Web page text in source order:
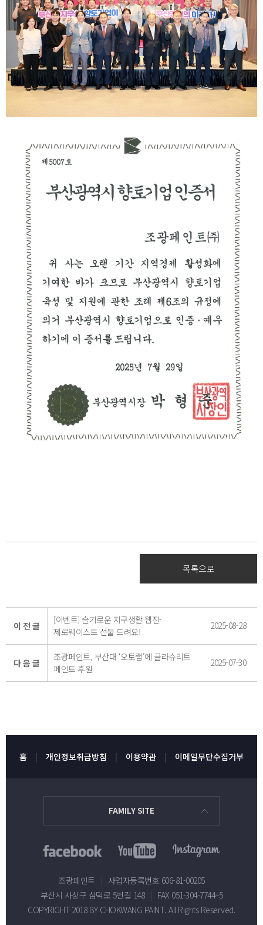
목록으로
이 전 글
[이벤트] 슬기로운 지구생활 웹진-
제로웨이스트 선물 드려요!
2025-08-28
다 음 글
조광페인트, 부산대 ‘오토랩’에 글라슈리트
페인트 후원
2025-07-30
홈 개인정보취급방침 이용약관 이메일무단수집거부
FAMILY SITE
조광페인트 | 사업자등록번호 606-81-00205
부산시 사상구 삼덕로 5번길 148 | FAX 051-304-7744~5
COPYRIGHT 2018 BY CHOKWANG PAINT. All Rights Reserved.